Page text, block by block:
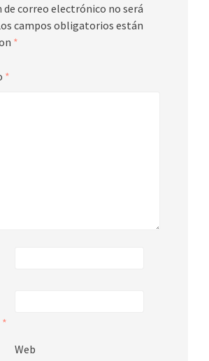
de correo electrónico no será
campos obligatorios están
*
*
*
Web